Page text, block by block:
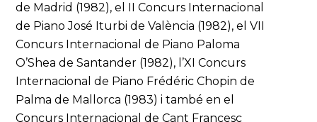
de Madrid (1982), el II Concurs Internacional
de Piano José Iturbi de València (1982), el VII
Concurs Internacional de Piano Paloma
O’Shea de Santander (1982), l’XI Concurs
Internacional de Piano Frédéric Chopin de
Palma de Mallorca (1983) i també en el
Concurs Internacional de Cant Francesc